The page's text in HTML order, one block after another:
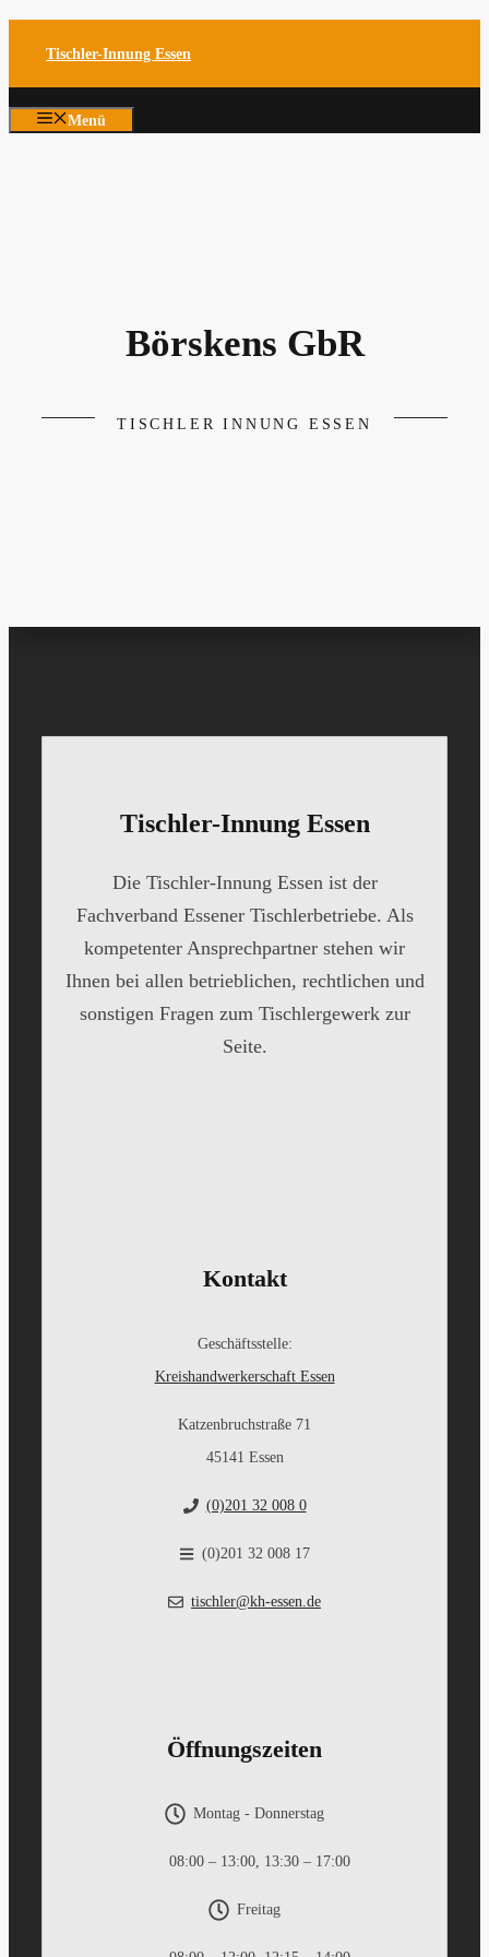
Inhalt
Tischler-Innung Essen
Menü
Börskens GbR
TISCHLER INNUNG ESSEN
Tischler-Innung Essen
Die Tischler-Innung Essen ist der
Fachverband Essener Tischlerbetriebe. Als
kompetenter Ansprechpartner stehen wir
Ihnen bei allen betrieblichen, rechtlichen und
sonstigen Fragen zum Tischlergewerk zur
Seite.
Kontakt
Geschäftsstelle:
Kreishandwerkerschaft Essen
Katzenbruchstraße 71
45141 Essen
(0)201 32 008 0
(0)201 32 008 17
tischler@kh-essen.de
Öffnungszeiten
Montag - Donnerstag
08:00 – 13:00, 13:30 – 17:00
Freitag